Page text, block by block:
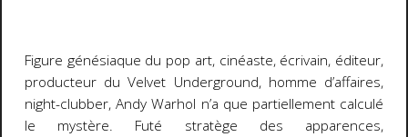
Figure génésiaque du pop art, cinéaste, écrivain, éditeur,
producteur du Velvet Underground, homme d’affaires,
night-clubber, Andy Warhol n’a que partiellement calculé
le mystère. Futé stratège des apparences,